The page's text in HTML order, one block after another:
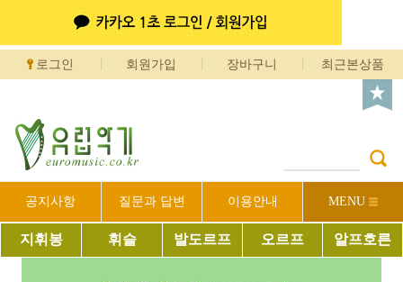
로그인 회원가입 장바구니 최근본상품
공지사항 질문과 답변 이용안내 MENU
지휘봉 휘슬 발도르프 오르프 알프호른